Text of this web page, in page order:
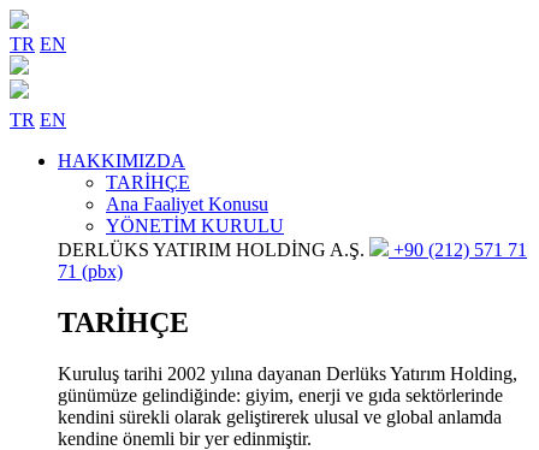
TR EN
TR EN
HAKKIMIZDA
TARİHÇE
Ana Faaliyet Konusu
YÖNETİM KURULU
DERLÜKS YATIRIM HOLDİNG A.Ş.
+90 (212) 571 71
71 (pbx)
TARİHÇE
Kuruluş tarihi 2002 yılına dayanan Derlüks Yatırım Holding,
günümüze gelindiğinde: giyim, enerji ve gıda sektörlerinde
kendini sürekli olarak geliştirerek ulusal ve global anlamda
kendine önemli bir yer edinmiştir.